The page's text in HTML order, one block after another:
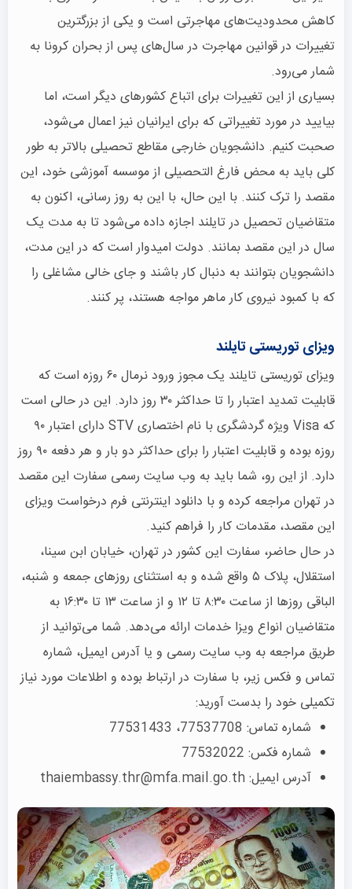
کاهش محدودیت‌های مهاجرتی است و یکی از بزرگترین
تغییرات در قوانین مهاجرت در سال‌های پس از بحران کرونا به
شمار می‌رود.
بسیاری از این تغییرات برای اتباع کشورهای دیگر است، اما
بیایید در مورد تغییراتی که برای ایرانیان نیز اعمال می‌شود،
صحبت کنیم. دانشجویان خارجی مقاطع تحصیلی بالاتر به طور
کلی باید به محض فارغ التحصیلی از موسسه آموزشی خود، این
مقصد را ترک کنند. با این حال، با این به روز رسانی، اکنون به
متقاضیان تحصیل در تایلند اجازه داده می‌شود تا به مدت یک
سال در این مقصد بمانند. دولت امیدوار است که در این مدت،
دانشجویان بتوانند به دنبال کار باشند و جای خالی مشاغلی را
که با کمبود نیروی کار ماهر مواجه هستند، پر کنند.
ویزای توریستی تایلند
ویزای توریستی تایلند یک مجوز ورود نرمال ۶۰ روزه است که
قابلیت تمدید اعتبار را تا حداکثر ۳۰ روز دارد. این در حالی است
که Visa ویژه گردشگری با نام اختصاری STV دارای اعتبار ۹۰
روزه بوده و قابلیت اعتبار را برای حداکثر دو بار و هر دفعه ۹۰ روز
دارد. از این رو، شما باید به وب سایت رسمی سفارت این مقصد
در تهران مراجعه کرده و با دانلود اینترنتی فرم درخواست ویزای
این مقصد، مقدمات کار را فراهم کنید.
در حال حاضر، سفارت این کشور در تهران، خیابان ابن سینا،
استقلال، پلاک ۵ واقع شده و به استثنای روزهای جمعه و شنبه،
الباقی روزها از ساعت ۸:۳۰ تا ۱۲ و از ساعت ۱۳ تا ۱۶:۳۰ به
متقاضیان انواع ویزا خدمات ارائه می‌دهد. شما می‌توانید از
طریق مراجعه به وب سایت رسمی و یا آدرس ایمیل، شماره
تماس و فکس زیر، با سفارت در ارتباط بوده و اطلاعات مورد نیاز
تکمیلی خود را بدست آورید:
شماره تماس: 77537708، 77531433
شماره فکس: 77532022
آدرس ایمیل: thaiembassy.thr@mfa.mail.go.th